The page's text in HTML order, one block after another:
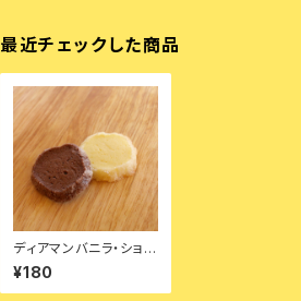
最近チェックした商品
ディアマンバニラ・ショコ
ラクッキー【袋入り各2
枚・全4枚】
¥180